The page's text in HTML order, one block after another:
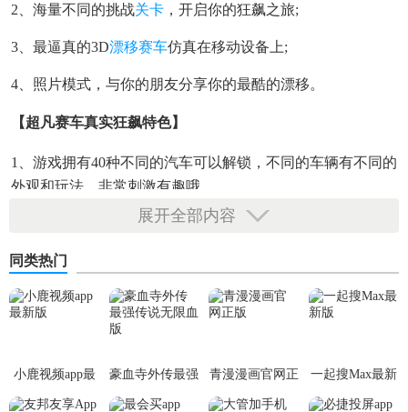
2、海量不同的挑战关卡 ，开启你的狂飙之旅;
3、最逼真的3D漂移赛车仿真在移动设备上;
4、照片模式，与你的朋友分享你的最酷的漂移。
【超凡赛车真实狂飙特色】
1、游戏拥有40种不同的汽车可以解锁，不同的车辆有不同的
外观和玩法，非常刺激有趣哦。
2、有很多不同的环境等着你去品味，城市、沙漠、雨雪、白
励，这是一种非常有成就感的体验。
【超凡赛车真实狂飙内容】
展开全部内容
同类热门
小鹿视频app最
新版
豪血寺外传最强
传说无限血版
青漫漫画官网正
版
一起搜Max最新
版